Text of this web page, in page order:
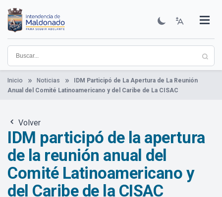
contenido
principal
Institucional
Municipios
Descubre Maldonado
Comunicación
Servicios
Guía De Trámites
Ver Noticias
Inicio Noticias
IDM Participó de La Apertura de La Reunión
Anual del Comité Latinoamericano y del Caribe de La CISAC
Volver
IDM participó de la apertura
de la reunión anual del
Comité Latinoamericano y
del Caribe de la CISAC